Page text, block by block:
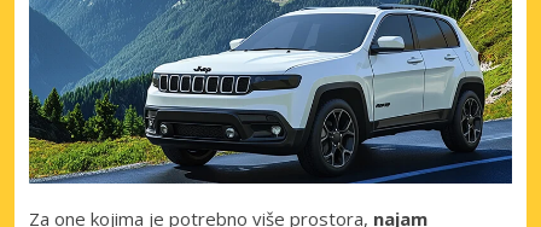
Za one kojima je potrebno više prostora, najam